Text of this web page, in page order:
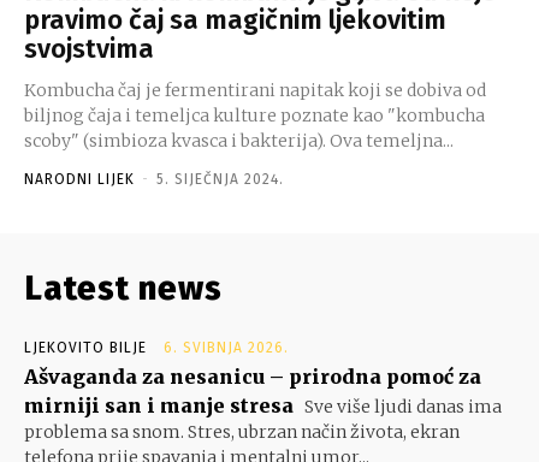
pravimo čaj sa magičnim ljekovitim
svojstvima
Kombucha čaj je fermentirani napitak koji se dobiva od
biljnog čaja i temeljca kulture poznate kao "kombucha
scoby" (simbioza kvasca i bakterija). Ova temeljna...
NARODNI LIJEK - 5. SIJEČNJA 2024.
Latest news
LJEKOVITO BILJE 6. SVIBNJA 2026.
Ašvaganda za nesanicu – prirodna pomoć za
mirniji san i manje stresa Sve više ljudi danas ima
problema sa snom. Stres, ubrzan način života, ekran
telefona prije spavanja i mentalni umor...